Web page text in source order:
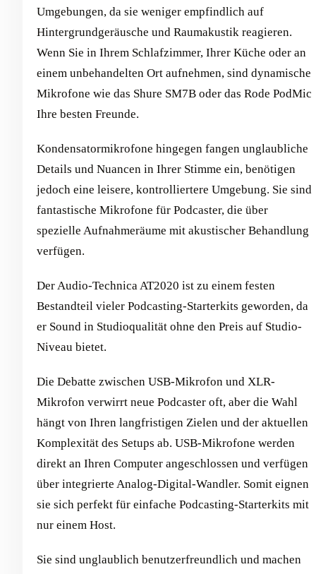
Umgebungen, da sie weniger empfindlich auf
Hintergrundgeräusche und Raumakustik reagieren.
Wenn Sie in Ihrem Schlafzimmer, Ihrer Küche oder an
einem unbehandelten Ort aufnehmen, sind dynamische
Mikrofone wie das Shure SM7B oder das Rode PodMic
Ihre besten Freunde.
Kondensatormikrofone hingegen fangen unglaubliche
Details und Nuancen in Ihrer Stimme ein, benötigen
jedoch eine leisere, kontrolliertere Umgebung. Sie sind
fantastische Mikrofone für Podcaster, die über
spezielle Aufnahmeräume mit akustischer Behandlung
verfügen.
Der Audio-Technica AT2020 ist zu einem festen
Bestandteil vieler Podcasting-Starterkits geworden, da
er Sound in Studioqualität ohne den Preis auf Studio-
Niveau bietet.
Die Debatte zwischen USB-Mikrofon und XLR-
Mikrofon verwirrt neue Podcaster oft, aber die Wahl
hängt von Ihren langfristigen Zielen und der aktuellen
Komplexität des Setups ab. USB-Mikrofone werden
direkt an Ihren Computer angeschlossen und verfügen
über integrierte Analog-Digital-Wandler. Somit eignen
sie sich perfekt für einfache Podcasting-Starterkits mit
nur einem Host.
Sie sind unglaublich benutzerfreundlich und machen